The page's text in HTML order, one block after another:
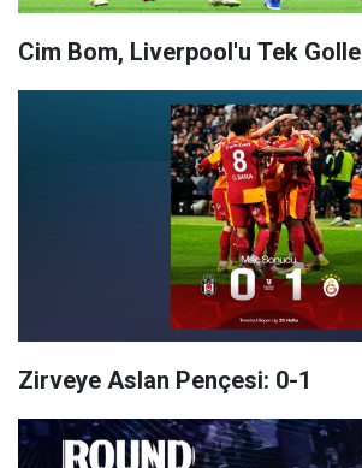
Cim Bom, Liverpool'u Tek Golle
Zirveye Aslan Pençesi: 0-1